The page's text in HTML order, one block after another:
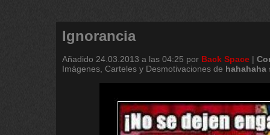
Ignorancia
Añadido 24.03.2013 a las 04:25 por Back Space |
Imágenes, Carteles y Desmotivaciones de hahahaha